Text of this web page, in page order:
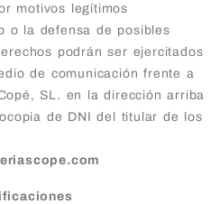
motivos legítimos
o la defensa de posibles
podrán ser ejercitados
de comunicación frente a
SL. en la dirección arriba
de DNI del titular de los